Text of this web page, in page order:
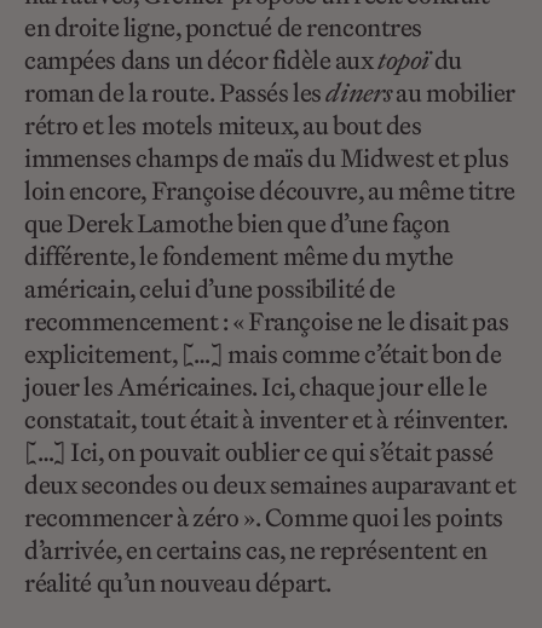
en droite ligne, ponctué de rencontres
campées dans un décor fidèle auxtopoïdu
roman de la route. Passés lesdinersau mobilier
rétro et les motels miteux, au bout des
immenses champs de maïs du Midwest et plus
loin encore, Françoise découvre, au même titre
que Derek Lamothe bien que d’une façon
différente, le fondement même du mythe
américain, celui d’une possibilité de
recommencement : « Françoise ne le disait pas
explicitement, […] mais comme c’était bon de
jouer les Américaines. Ici, chaque jour elle le
constatait, tout était à inventer et à réinventer.
[…] Ici, on pouvait oublier ce qui s’était passé
deux secondes ou deux semaines auparavant et
recommencer à zéro ». Comme quoi les points
d’arrivée, en certains cas, ne représentent en
réalité qu’un nouveau départ.